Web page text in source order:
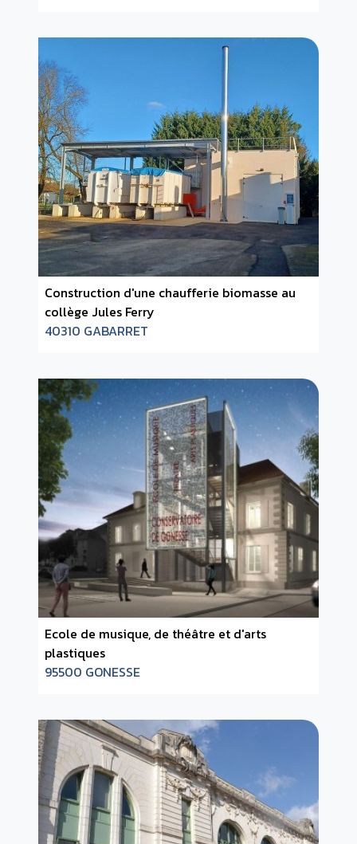
Construction d'une chaufferie biomasse au
collège Jules Ferry
40310 GABARRET
Ecole de musique, de théâtre et d'arts
plastiques
95500 GONESSE